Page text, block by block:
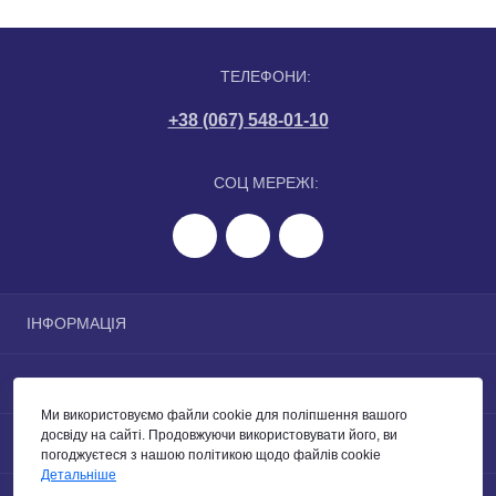
ТЕЛЕФОНИ:
+38 (067) 548-01-10
СОЦ МЕРЕЖІ:
ІНФОРМАЦІЯ
Зворотній зв’язок
Виробники
ПОПУЛЯРНЕ
Заставне обладнання для басейнів
Насоси для басейнів
Фільтри та фільтраційні станції
КОНТАКТИ ТА АДРЕСА
м. Київ, вул. Проєктна, 3
Ми використовуємо файли cookie для поліпшення вашого
досвіду на сайті. Продовжуючи використовувати його, ви
погоджуєтеся з нашою політикою щодо файлів cookie
Детальніше